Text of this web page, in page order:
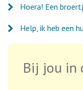
Hoera! Een
Help, ik heb een
Bij jou in